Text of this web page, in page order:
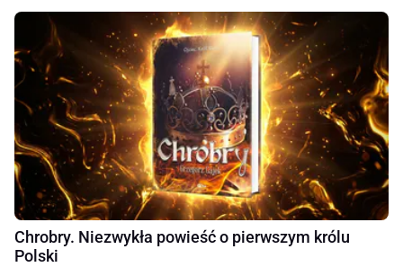
Chrobry. Niezwykła powieść o pierwszym królu
Polski